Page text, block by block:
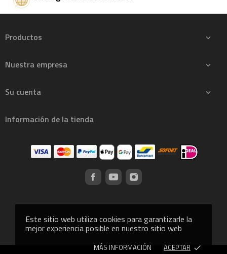
Este sitio web utiliza cookies para garantizarle la
mejor experiencia posible en nuestro sitio web
MÁS INFORMACIÓN ACEPTAR done
Productos 
Nuestra empresa 
Su cuenta 
Información de la tienda